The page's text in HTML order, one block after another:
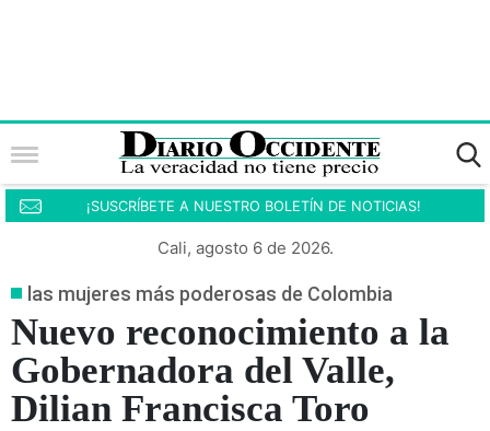
¡SUSCRÍBETE A NUESTRO BOLETÍN DE NOTICIAS!
Cali, agosto 6 de 2026.
las mujeres más poderosas de Colombia
Nuevo reconocimiento a la
Gobernadora del Valle,
Dilian Francisca Toro